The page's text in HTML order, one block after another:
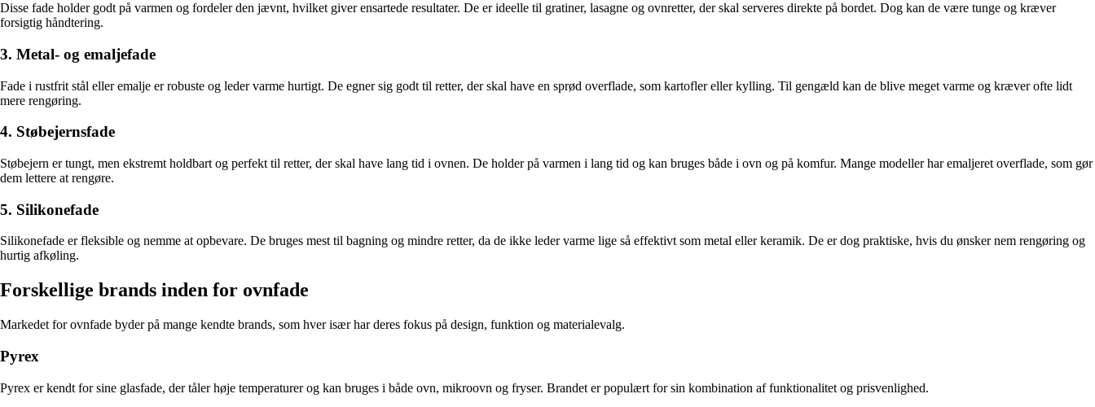
Disse fade holder godt på varmen og fordeler den jævnt, hvilket giver ensartede resultater. De er ideelle til gratiner, lasagne og ovnretter, der skal serveres direkte på bordet. Dog kan de være tunge og kræver
forsigtig håndtering.
3. Metal- og emaljefade
Fade i rustfrit stål eller emalje er robuste og leder varme hurtigt. De egner sig godt til retter, der skal have en sprød overflade, som kartofler eller kylling. Til gengæld kan de blive meget varme og kræver ofte lidt
mere rengøring.
4. Støbejernsfade
Støbejern er tungt, men ekstremt holdbart og perfekt til retter, der skal have lang tid i ovnen. De holder på varmen i lang tid og kan bruges både i ovn og på komfur. Mange modeller har emaljeret overflade, som gør
dem lettere at rengøre.
5. Silikonefade
Silikonefade er fleksible og nemme at opbevare. De bruges mest til bagning og mindre retter, da de ikke leder varme lige så effektivt som metal eller keramik. De er dog praktiske, hvis du ønsker nem rengøring og
hurtig afkøling.
Forskellige brands inden for ovnfade
Markedet for ovnfade byder på mange kendte brands, som hver især har deres fokus på design, funktion og materialevalg.
Pyrex
Pyrex er kendt for sine glasfade, der tåler høje temperaturer og kan bruges i både ovn, mikroovn og fryser. Brandet er populært for sin kombination af funktionalitet og prisvenlighed.